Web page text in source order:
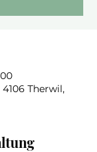
Therwil,